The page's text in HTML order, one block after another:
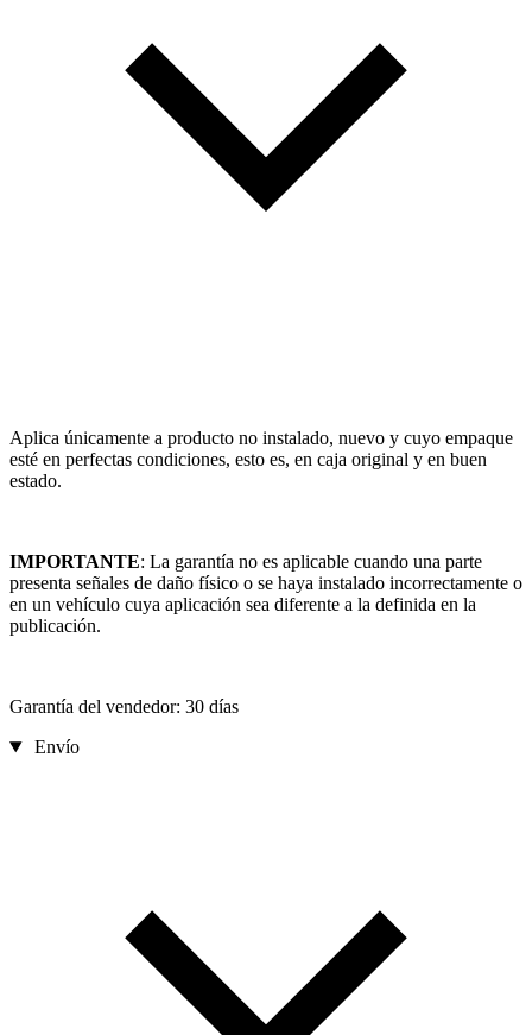
Aplica únicamente a producto no instalado, nuevo y cuyo empaque
esté en perfectas condiciones, esto es, en caja original y en buen
estado.
IMPORTANTE: La garantía no es aplicable cuando una parte
presenta señales de daño físico o se haya instalado incorrectamente o
en un vehículo cuya aplicación sea diferente a la definida en la
publicación.
Garantía del vendedor: 30 días
Envío